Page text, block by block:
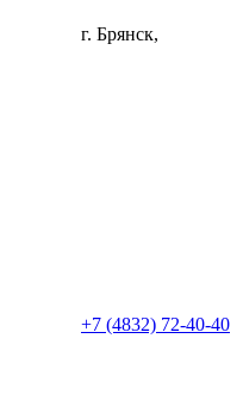
г. Брянск,
+7 (4832) 72-40-40